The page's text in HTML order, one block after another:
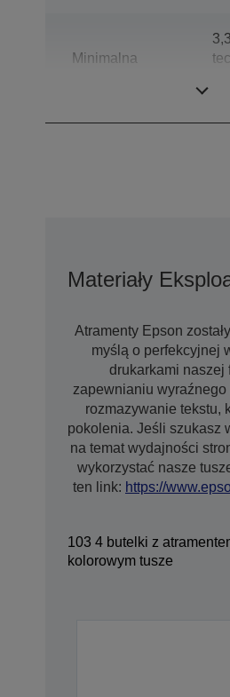
Minimalna
Materiały
Atramenty Epson
myślą o perfekcyjnej
drukarkami naszej
zapewnianiu wyraźnego
rozmazywanie tekstu,
pokolenia. Jeśli szukasz
na temat wydajności
wykorzystać nasze
ten link: https://
103 4 butelki z
kolorowym tusze